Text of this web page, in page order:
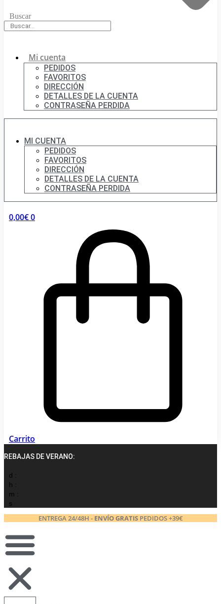
Buscar
Mi cuenta
PEDIDOS
FAVORITOS
DIRECCIÓN
DETALLES DE LA CUENTA
CONTRASEÑA PERDIDA
MI CUENTA
PEDIDOS
FAVORITOS
DIRECCIÓN
DETALLES DE LA CUENTA
CONTRASEÑA PERDIDA
0,00€0
Carrito
REBAJAS DE VERANO:
d :
h :
m :
s
ENTREGA 24/48H - ENVÍO GRATISPEDIDOS +39€